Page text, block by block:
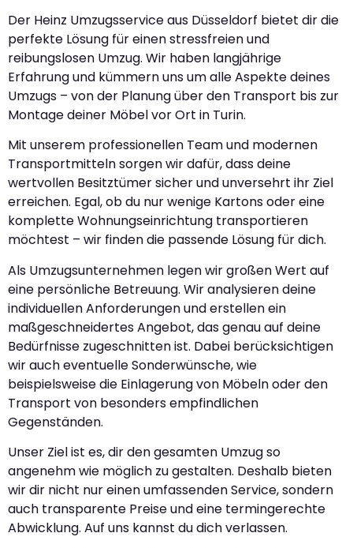
Der Heinz Umzugsservice aus Düsseldorf bietet dir die
perfekte Lösung für einen stressfreien und
reibungslosen Umzug. Wir haben langjährige
Erfahrung und kümmern uns um alle Aspekte deines
Umzugs – von der Planung über den Transport bis zur
Montage deiner Möbel vor Ort in Turin.
Mit unserem professionellen Team und modernen
Transportmitteln sorgen wir dafür, dass deine
wertvollen Besitztümer sicher und unversehrt ihr Ziel
erreichen. Egal, ob du nur wenige Kartons oder eine
komplette Wohnungseinrichtung transportieren
möchtest – wir finden die passende Lösung für dich.
Als Umzugsunternehmen legen wir großen Wert auf
eine persönliche Betreuung. Wir analysieren deine
individuellen Anforderungen und erstellen ein
maßgeschneidertes Angebot, das genau auf deine
Bedürfnisse zugeschnitten ist. Dabei berücksichtigen
wir auch eventuelle Sonderwünsche, wie
beispielsweise die Einlagerung von Möbeln oder den
Transport von besonders empfindlichen
Gegenständen.
Unser Ziel ist es, dir den gesamten Umzug so
angenehm wie möglich zu gestalten. Deshalb bieten
wir dir nicht nur einen umfassenden Service, sondern
auch transparente Preise und eine termingerechte
Abwicklung. Auf uns kannst du dich verlassen.